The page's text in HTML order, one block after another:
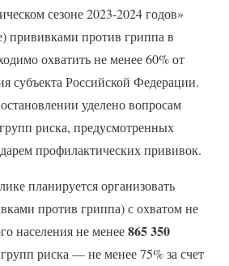
сезоне 2023-2024 годов»
прививками против гриппа в
охватить не менее 60% от
субъекта Российской Федерации.
уделено вопросам
риска, предусмотренных
профилактических прививок.
планируется организовать
против гриппа) с охватом не
населения не менее865 350
риска — не менее 75% за счет